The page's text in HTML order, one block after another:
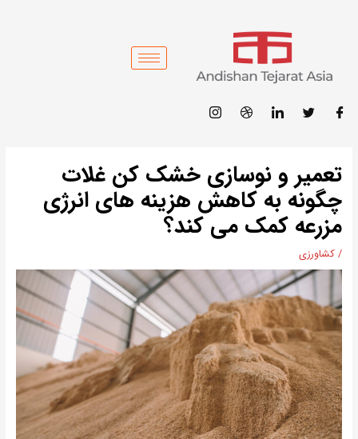
تعمیر و نوسازی خشک کن غلات
چگونه به کاهش هزینه های انرژی
مزرعه کمک می کند؟
/ کشاورزی
نوشته‌ها